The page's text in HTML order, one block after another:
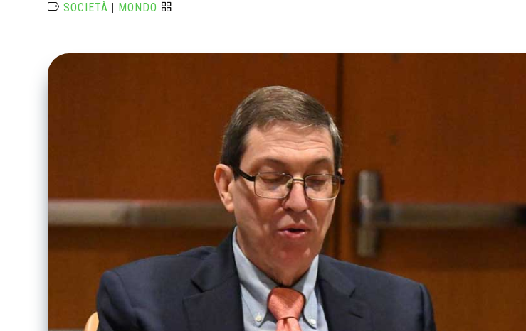
SOCIETÀ | MONDO